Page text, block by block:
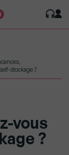
stockage ?
vous
?